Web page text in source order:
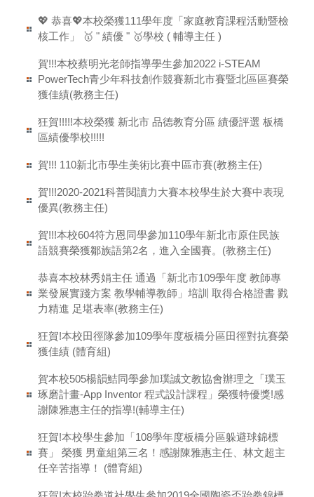
💖 恭喜💖本校榮獲111學年度「家庭教育課程活動暨檢
核工作」 🥇 " 績優 " 🥇學校 ( 輔導主任 )
賀!!!本校蔡明光老師指導學生參加2022 i-STEAM
PowerTech青少年科技創作競賽新北市賽暨北區區賽榮
獲佳績(教務主任)
狂賀!!!!!本校榮獲 新北市 品德教育分區 績優評選 板橋
區績優學校!!!!!
賀!!! 110新北市學生美術比賽中區市賽(教務主任)
賀!!!2020-2021科普閱讀力大賽本校學生於大賽中表現
優異(教務主任)
賀!!!本校604符方恩同學參加110學年新北市原住民族
語競賽榮獲鄒族語第2名，進入全國賽。(教務主任)
恭喜本校林秀娟主任 通過「新北市109學年度 教師專
業發展實踐方案 教學輔導教師」培訓 取得合格證書 戮
力精進 足堪表率(教務主任)
狂賀!本校田徑隊參加109學年度板橋分區田徑對抗賽榮
獲佳績 (體育組)
賀本校505楊韻鮚同學參加璞誠文教協會辦理之「璞玉
琢磨計畫-App Inventor 程式設計課程」榮獲特優獎!感
謝陳雅惠主任的指導!(輔導主任)
狂賀!本校學生參加「108學年度板橋分區躲避球錦標
賽」 榮獲 男童組第三名！感謝陳雅惠主任、林文超主
任辛苦指導！ (體育組)